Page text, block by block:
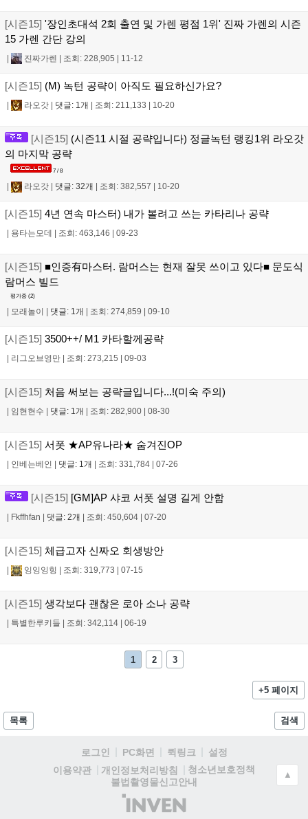
[시즌15] '장인초대석 2회 출연 및 가렌 평점 1위' 진짜 가렌의 시즌
15 가렌 간단 강의
| 진짜가렌 | 조회: 228,905 | 11-12
[시즌15] (M) 녹턴 공략이 아직도 필요하신가요?
| 라오갓 | 댓글: 1개 | 조회: 211,133 | 10-20
[시즌15] (시즌11 시절 공략입니다) 정글녹턴 랭킹1위 라오갓
의 마지막 공략
7 / 8
| 라오갓 | 댓글: 32개 | 조회: 382,557 | 10-20
[시즌15] 4년 연속 마스터) 내가 볼려고 쓰는 카타리나 공략
| 용타는모데 | 조회: 463,146 | 09-23
[시즌15] ■인증有마스터. 람머스는 현재 잘못 쓰이고 있다■ 문도식
람머스 빌드
평가중 (2)
모래놀이 댓글: 1개 조회: 274,859 09-10
[시즌15] 3500++/ M1 카타할께공략
리그오브영만 조회: 273,215 09-03
[시즌15] 처음 써보는 공략글입니다...!(미숙 주의)
임현현수 댓글: 1개 조회: 282,900 08-30
[시즌15] 서폿 ★AP유나라★ 숨겨진OP
인베는베인 댓글: 1개 조회: 331,784 07-26
[시즌15] [GM]AP 샤코 서폿 설명 길게 안함
Fkffhfan 댓글: 2개 조회: 450,604 07-20
[시즌15] 체급고자 신짜오 회생방안
잉잉잉힝 조회: 319,773 07-15
[시즌15] 생각보다 괜찮은 로아 소나 공략
특별한루키들 조회: 342,114 06-19
1 2 3
+5 페이지
목록 검색
로그인 PC화면 퀵링크
설정
이용약관
개인정보처리방침
청소년보호정책
불법촬영물신고안내
(주)
인
▲